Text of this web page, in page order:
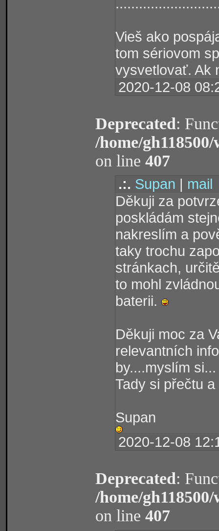
Vieš ako
tom sériovom
vysvetlovať. Ak
2020-12-08
Deprecated:
/home/
on line 407
.:. Supan | mail
Děkuji za
poskládám
nakreslím a
taky trochu
stránkach,
to mohl
baterii.
Děkuji moc za
relevantních
by....myslím si...
Tady si přečtu
Supan
2020-12-08
Deprecated:
/home/
on line 407